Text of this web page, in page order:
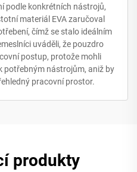
podle konkrétních nástrojů,
materiál EVA zaručoval
čímž se stalo ideálním
uváděli, že pouzdro
postup, protože mohli
potřebným nástrojům, aniž by
pracovní prostor.
produkty